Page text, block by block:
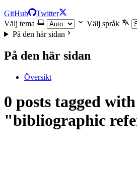
GitHub
Twitter
Välj tema
Välj språk
På den här sidan
På den här sidan
Översikt
0 posts tagged with
"bibliographic